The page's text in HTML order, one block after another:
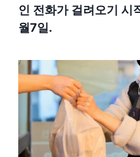
인 전화가 걸려오기 시
월7일.